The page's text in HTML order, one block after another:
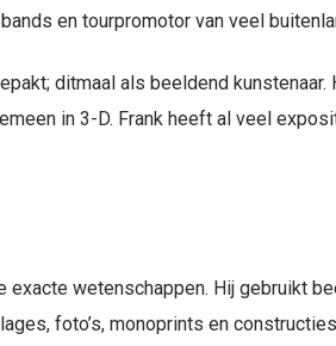
en tourpromotor van veel
ditmaal als beeldend
in 3-D. Frank heeft al veel
wetenschappen. Hij gebruikt
foto’s, monoprints en